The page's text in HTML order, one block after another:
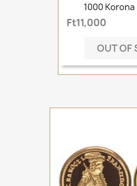
1000 Korona
Ft11,000
OUT OF